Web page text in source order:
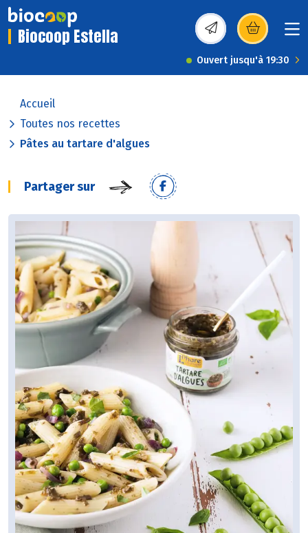
Biocoop Estella (s’ouvre dans une
Ouvert jusqu'à 19:30
Accueil
Toutes nos recettes
Pâtes au tartare d'algues
Partager sur